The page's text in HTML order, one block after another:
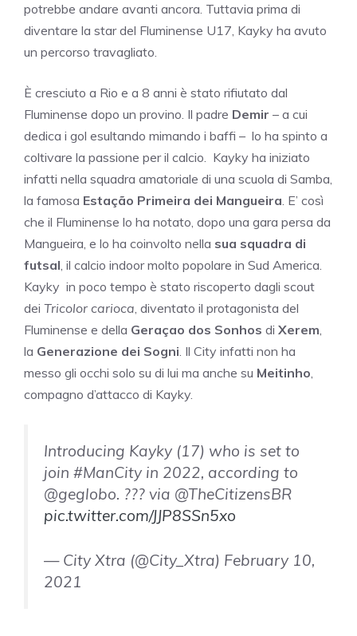
potrebbe andare avanti ancora. Tuttavia prima di
diventare la star del Fluminense U17, Kayky ha avuto
un percorso travagliato.
È cresciuto a Rio e a 8 anni è stato rifiutato dal
Fluminense dopo un provino. Il padre Demir – a cui
dedica i gol esultando mimando i baffi – lo ha spinto a
coltivare la passione per il calcio. Kayky ha iniziato
infatti nella squadra amatoriale di una scuola di Samba,
la famosa Estação Primeira dei Mangueira. E’ così
che il Fluminense lo ha notato, dopo una gara persa da
Mangueira, e lo ha coinvolto nella sua squadra di
futsal, il calcio indoor molto popolare in Sud America.
Kayky in poco tempo è stato riscoperto dagli scout
dei Tricolor carioca, diventato il protagonista del
Fluminense e della Geraçao dos Sonhos di Xerem,
la Generazione dei Sogni. Il City infatti non ha
messo gli occhi solo su di lui ma anche su Meitinho,
compagno d’attacco di Kayky.
Introducing Kayky (17) who is set to
join #ManCity in 2022, according to
@geglobo. ??? via @TheCitizensBR
pic.twitter.com/JJP8SSn5xo
— City Xtra (@City_Xtra) February 10,
2021